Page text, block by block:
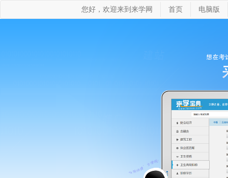
您好，欢迎来到来学网 首页 电脑版